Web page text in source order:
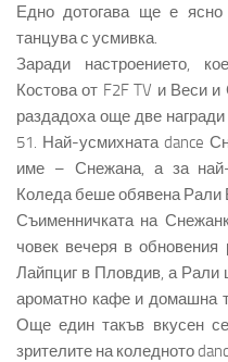
Едно дотогава ще е
танцува с усмивка.
Заради настроението,
Костова от F2F TV и Веси
раздадоха още две
51. Най-усмихната dance
име – Снежана, а за най-
Коледа беше обявена Рали
Съименничката на
човек вечеря в
Лайпциг в Пловдив, а Рали
ароматно кафе и домашна
Още един такъв вкусен
зрителите на коледното